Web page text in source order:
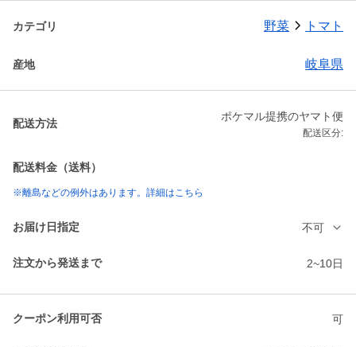
カテゴリ 野菜 トマト
産地 岐阜県
配送方法
ポケマル提携のヤマト便
配送区分:
配送料金（送料）
※離島などの例外はあります。詳細はこちら
お届け日指定 不可
注文から発送まで 2~10日
クーポン利用可否 可